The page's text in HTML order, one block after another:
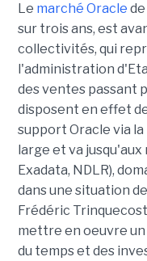
Le marché Oracle
sur trois ans, est
collectivités, qui
l'administration
des ventes passant
disposent en effet
support Oracle via
large et va
Exadata, NDLR),
dans une situation
Frédéric
mettre en oeuvre
du temps et des